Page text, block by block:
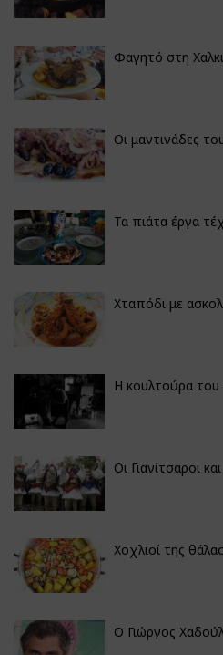
Φαγητό στη
Οι μαντινάδες
Τα πιάτα έργα
Χταπόδι με
Η κουλτούρα του
Οι Γιανίτσαροι
Χοχλιοί της
Ο Γιώργος